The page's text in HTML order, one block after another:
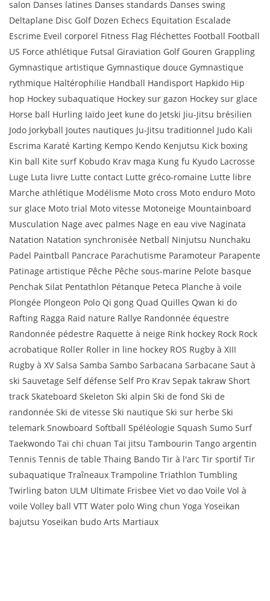
salon Danses latines Danses standards Danses swing
Deltaplane Disc Golf Dozen Echecs Equitation Escalade
Escrime Eveil corporel Fitness Flag Fléchettes Football Football
US Force athlétique Futsal Giraviation Golf Gouren Grappling
Gymnastique artistique Gymnastique douce Gymnastique
rythmique Haltérophilie Handball Handisport Hapkido Hip
hop Hockey subaquatique Hockey sur gazon Hockey sur glace
Horse ball Hurling Iaïdo Jeet kune do Jetski Jiu-Jitsu brésilien
Jodo Jorkyball Joutes nautiques Ju-Jitsu traditionnel Judo Kali
Escrima Karaté Karting Kempo Kendo Kenjutsu Kick boxing
Kin ball Kite surf Kobudo Krav maga Kung fu Kyudo Lacrosse
Luge Luta livre Lutte contact Lutte gréco-romaine Lutte libre
Marche athlétique Modélisme Moto cross Moto enduro Moto
sur glace Moto trial Moto vitesse Motoneige Mountainboard
Musculation Nage avec palmes Nage en eau vive Naginata
Natation Natation synchronisée Netball Ninjutsu Nunchaku
Padel Paintball Pancrace Parachutisme Paramoteur Parapente
Patinage artistique Pêche Pêche sous-marine Pelote basque
Penchak Silat Pentathlon Pétanque Peteca Planche à voile
Plongée Plongeon Polo Qi gong Quad Quilles Qwan ki do
Rafting Ragga Raid nature Rallye Randonnée équestre
Randonnée pédestre Raquette à neige Rink hockey Rock Rock
acrobatique Roller Roller in line hockey ROS Rugby à XIII
Rugby à XV Salsa Samba Sambo Sarbacana Sarbacane Saut à
ski Sauvetage Self défense Self Pro Krav Sepak takraw Short
track Skateboard Skeleton Ski alpin Ski de fond Ski de
randonnée Ski de vitesse Ski nautique Ski sur herbe Ski
telemark Snowboard Softball Spéléologie Squash Sumo Surf
Taekwondo Taï chi chuan Taï jitsu Tambourin Tango argentin
Tennis Tennis de table Thaing Bando Tir à l'arc Tir sportif Tir
subaquatique Traîneaux Trampoline Triathlon Tumbling
Twirling baton ULM Ultimate Frisbee Viet vo dao Voile Vol à
voile Volley ball VTT Water polo Wing chun Yoga Yoseikan
bajutsu Yoseikan budo Arts Martiaux